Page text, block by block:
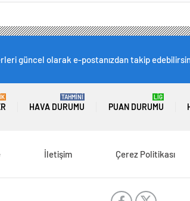
güncel olarak e-postanızdan takip
HAVA DURUMU
TAHMİNİ
PUAN DURUMU
LİG
İletişim Çerez Politikası